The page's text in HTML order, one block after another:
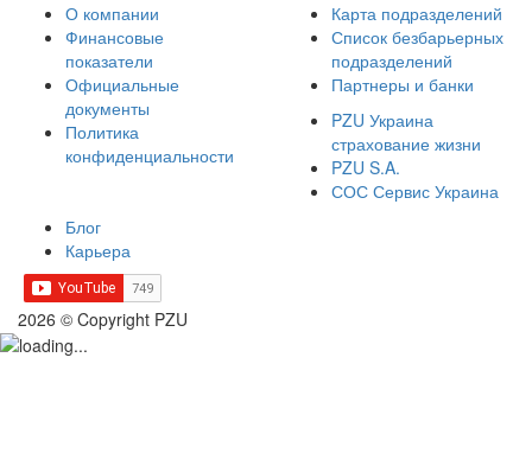
О компании
Финансовые
показатели
Официальные
документы
Политика
конфиденциальности
Карта подразделений
Список безбарьерных
подразделений
Партнеры и банки
PZU Украина
страхование жизни
PZU S.A.
СОС Сервис Украина
Блог
Карьера
2026 © Copyright PZU